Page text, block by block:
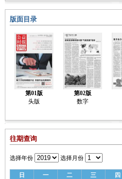
版面目录
第01版
头版
第02版
数字
往期查询
选择年份 选择月份
日 一 二 三 四